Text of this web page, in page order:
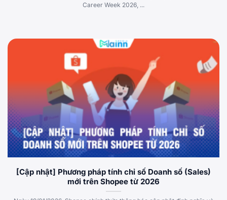
Career Week 2026, ...
[Cập nhật] Phương pháp tính chỉ số Doanh số (Sales)
mới trên Shopee từ 2026